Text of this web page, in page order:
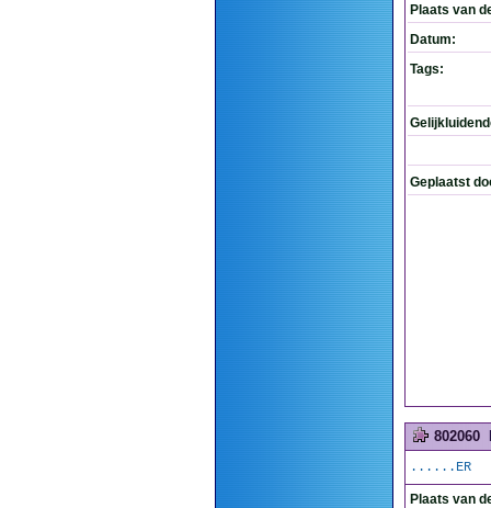
Plaats van
Datum:
Tags:
Geplaatst
802060
......ER
Plaats van